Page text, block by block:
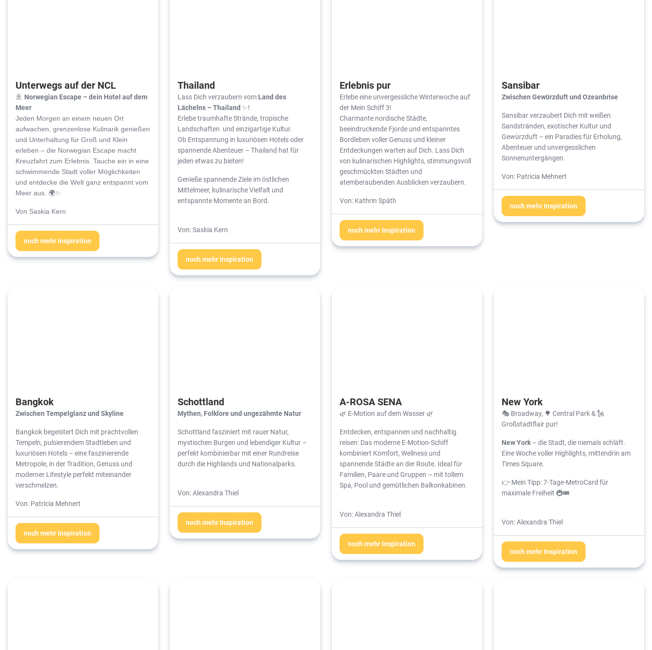
Unterwegs auf der NCL
🚢 Norwegian Escape – dein Hotel auf dem
Meer
Jeden Morgen an einem neuen Ort
aufwachen, grenzenlose Kulinarik genießen
und Unterhaltung für Groß und Klein
erleben – die Norwegian Escape macht
Kreuzfahrt zum Erlebnis. Tauche ein in eine
schwimmende Stadt voller Möglichkeiten
und entdecke die Welt ganz entspannt vom
Meer aus. 🌍✨
Von Saskia Kern
noch mehr Inspiration
Thailand
Lass Dich verzaubern vom Land des
Lächelns – Thailand ✨!
Erlebe traumhafte Strände, tropische
Landschaften und einzigartige Kultur.
Ob Entspannung in luxuriösen Hotels oder
spannende Abenteuer – Thailand hat für
jeden etwas zu bieten!
Genieße spannende Ziele im östlichen
Mittelmeer, kulinarische Vielfalt und
entspannte Momente an Bord.
Von: Saskia Kern
noch mehr Inspiration
Erlebnis pur
Erlebe eine unvergessliche Winterwoche auf
der Mein Schiff 3!
Charmante nordische Städte,
beeindruckende Fjorde und entspanntes
Bordleben voller Genuss und kleiner
Entdeckungen warten auf Dich. Lass Dich
von kulinarischen Highlights, stimmungsvoll
geschmückten Städten und
atemberaubenden Ausblicken verzaubern.
Von: Kathrin Späth
noch mehr Inspiration
Sansibar
Zwischen Gewürzduft und Ozeanbrise
Sansibar verzaubert Dich mit weißen
Sandstränden, exotischer Kultur und
Gewürzduft – ein Paradies für Erholung,
Abenteuer und unvergesslichen
Sonnenuntergängen.
Von: Patricia Mehnert
noch mehr Inspiration
Bangkok
Zwischen Tempelglanz und Skyline
Bangkok begeistert Dich mit prachtvollen
Tempeln, pulsierendem Stadtleben und
luxuriösen Hotels – eine faszinierende
Metropole, in der Tradition, Genuss und
moderner Lifestyle perfekt miteinander
verschmelzen.
Von: Patricia Mehnert
noch mehr Inspiration
Schottland
Mythen, Folklore und ungezähmte Natur
Schottland fasziniert mit rauer Natur,
mystischen Burgen und lebendiger Kultur –
perfekt kombinierbar mit einer Rundreise
durch die Highlands und Nationalparks.
Von: Alexandra Thiel
noch mehr Inspiration
A-ROSA SENA
🌿 E-Motion auf dem Wasser 🌿
Entdecken, entspannen und nachhaltig
reisen: Das moderne E-Motion-Schiff
kombiniert Komfort, Wellness und
spannende Städte an der Route. Ideal für
Familien, Paare und Gruppen – mit tollem
Spa, Pool und gemütlichen Balkonkabinen.
Von: Alexandra Thiel
noch mehr Inspiration
New York
🎭 Broadway, 🌳 Central Park & 🗽
Großstadtflair pur!
New York– die Stadt, die niemals schläft.
Eine Woche voller Highlights, mittendrin am
Times Square.
👉 Mein Tipp: 7-Tage-MetroCard für
maximale Freiheit 🚇🎟️
Von: Alexandra Thiel
noch mehr Inspiration